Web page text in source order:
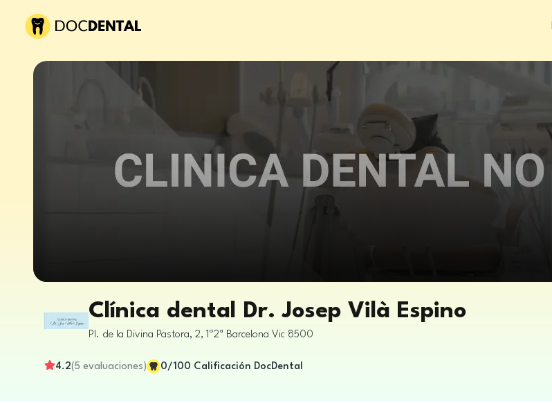
Clínica dental Dr. Josep Vilà Espino
Pl. de la Divina Pastora, 2, 1º2ª Barcelona Vic 8500
4.2(5 evaluaciones) 0/100 Calificación DocDental